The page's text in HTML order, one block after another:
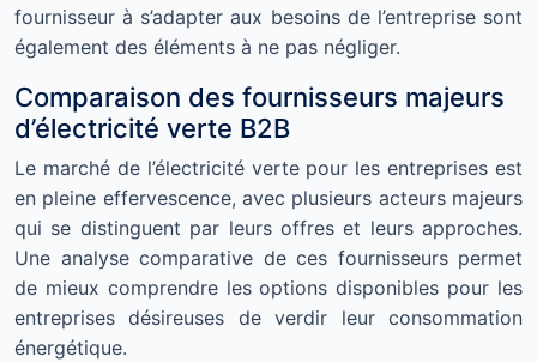
fournisseur à s’adapter aux besoins de l’entreprise sont
également des éléments à ne pas négliger.
Comparaison des fournisseurs majeurs
d’électricité verte B2B
Le marché de l’électricité verte pour les entreprises est
en pleine effervescence, avec plusieurs acteurs majeurs
qui se distinguent par leurs offres et leurs approches.
Une analyse comparative de ces fournisseurs permet
de mieux comprendre les options disponibles pour les
entreprises désireuses de verdir leur consommation
énergétique.